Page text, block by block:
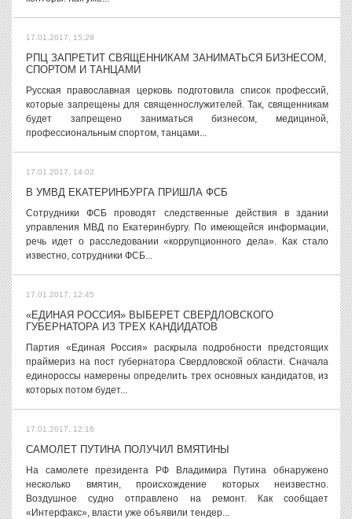
17.01.2017, 15:29
РПЦ ЗАПРЕТИТ СВЯЩЕННИКАМ ЗАНИМАТЬСЯ БИЗНЕСОМ,
СПОРТОМ И ТАНЦАМИ
Русская православная церковь подготовила список профессий,
которые запрещены для священнослужителей. Так, священникам
будет запрещено заниматься бизнесом, медициной,
профессиональным спортом, танцами...
17.01.2017, 14:02
В УМВД ЕКАТЕРИНБУРГА ПРИШЛА ФСБ
Сотрудники ФСБ проводят следственные действия в здании
управления МВД по Екатеринбургу. По имеющейся информации,
речь идет о расследовании «коррупционного дела». Как стало
известно, сотрудники ФСБ...
17.01.2017, 12:45
«ЕДИНАЯ РОССИЯ» ВЫБЕРЕТ СВЕРДЛОВСКОГО
ГУБЕРНАТОРА ИЗ ТРЕХ КАНДИДАТОВ
Партия «Единая Россия» раскрыла подробности предстоящих
праймериз на пост губернатора Свердловской области. Сначала
единороссы намерены определить трех основных кандидатов, из
которых потом будет...
17.01.2017, 12:16
САМОЛЕТ ПУТИНА ПОЛУЧИЛ ВМЯТИНЫ
На самолете президента РФ Владимира Путина обнаружено
несколько вмятин, происхождение которых неизвестно.
Воздушное судно отправлено на ремонт. Как сообщает
«Интерфакс», власти уже объявили тендер...